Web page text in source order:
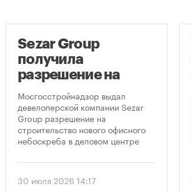
Sezar Group
получила
разрешение на
строительство
небоскреба в
«Москва-Сити»
Мосгосстройнадзор выдал
девелоперской компании Sezar
Group разрешение на
строительство нового офисного
небоскреба в деловом центре
предусматривает возведение 52-
метров.
30 июля 2026 14:17